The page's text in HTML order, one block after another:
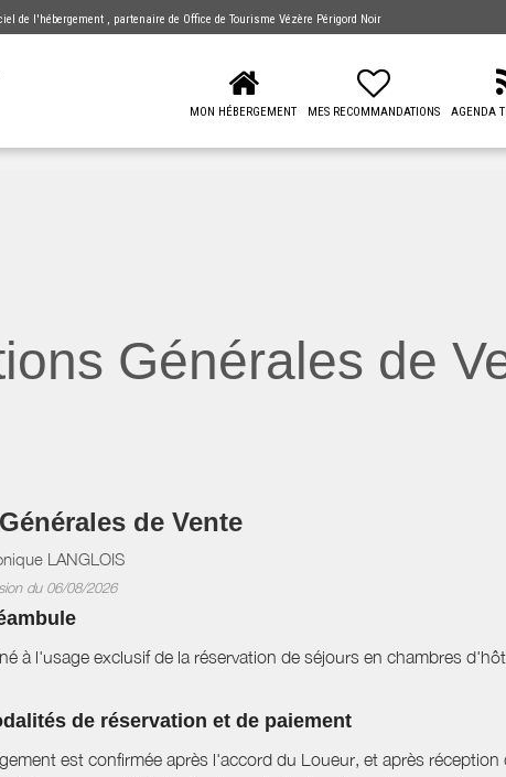
de l'hébergement , partenaire de Office de Tourisme Vézère Périgord Noir
MON HÉBERGEMENT MES RECOMMANDATIONS AGENDA
Générales de
de Vente
LANGLOIS
du 06/08/2026
à l'usage exclusif de la réservation de séjours en chambres
de réservation et de paiement
est confirmée après l'accord du Loueur, et après